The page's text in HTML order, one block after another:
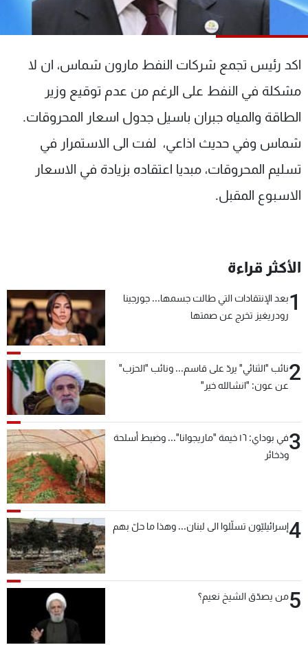
اكد رئيس تجمع شركات النفط مارون شماس، ان لا
مشكلة في النفط على الرغم من عدم توقيع وزير
الطاقة والمياه جبران باسيل جدول اسعار المحروقات.
شماس وفي حديث اذاعي، لفت الى الاستمرار في
تسليم المحروقات، مبديا اعتقاده بزيادة في الاسعار
الاسبوع المقبل.
الأكثر قراءة
1بعد الإنتقادات التي طالت جسمها... جورجينا
رودريغيز تخرج عن صمتها
2نائب "الثنائي" يردّ على قاسم... ونائب "الحزب"
عن عون: "انشالله خير"
3
في بوداي: ١٦ خيمة "ماريجوانا"... وضبط أسلحة
وذخائر
4إسرائيليّون تسلّلوا الى لبنان... وهذا ما حلّ بهم
5من يصدّق الشيخ نعيم؟
البرامج
الترددات
الإنـتـاج
لاعلاناتكم
تواصل معنا
شروط الإسـتخدام
سياسة الخصوصية